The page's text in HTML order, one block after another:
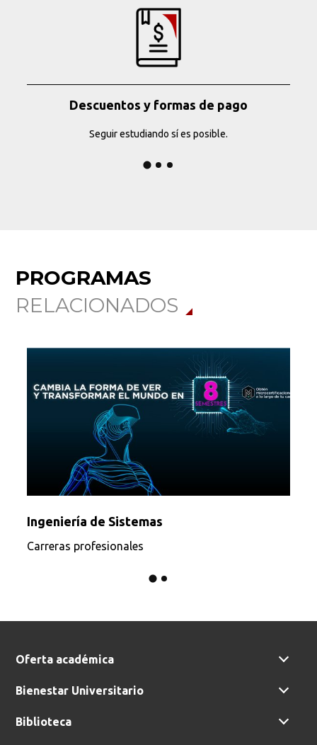
Descuentos y formas de pago
Seguir estudiando sí es posible.
PROGRAMAS
RELACIONADOS
Ingeniería de Sistemas
Carreras profesionales
Oferta académica
Bienestar Universitario
Biblioteca